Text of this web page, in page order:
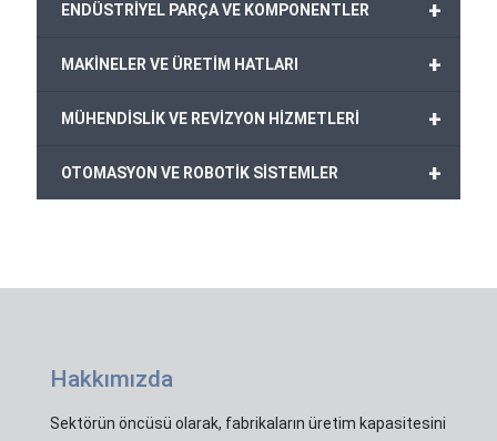
+
ENDÜSTRİYEL PARÇA VE KOMPONENTLER
+
MAKİNELER VE ÜRETİM HATLARI
+
MÜHENDİSLİK VE REVİZYON HİZMETLERİ
+
OTOMASYON VE ROBOTİK SİSTEMLER
Hakkımızda
Sektörün öncüsü olarak, fabrikaların üretim kapasitesini